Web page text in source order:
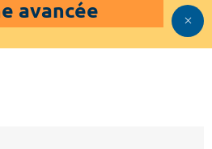
avancée